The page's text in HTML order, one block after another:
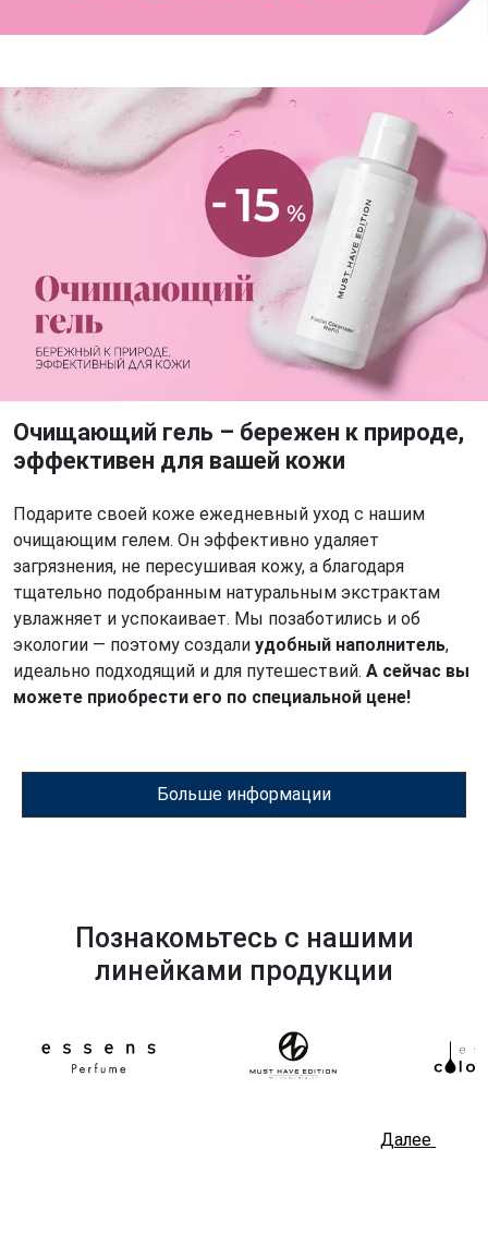
Очищающий гель – бережен к природе,
эффективен для вашей кожи
Подарите своей коже ежедневный уход с нашим
очищающим гелем. Он эффективно удаляет
загрязнения, не пересушивая кожу, а благодаря
тщательно подобранным натуральным экстрактам
увлажняет и успокаивает. Мы позаботились и об
экологии — поэтому создали удобный наполнитель,
идеально подходящий и для путешествий. А сейчас вы
можете приобрести его по специальной цене!
Больше информации
Познакомьтесь с нашими
линейками продукции
Далее